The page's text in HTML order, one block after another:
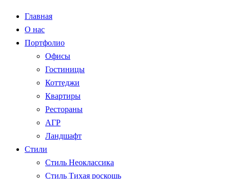
Главная
О нас
Портфолио
Офисы
Гостиницы
Коттеджи
Квартиры
Рестораны
АГР
Ландшафт
Стили
Стиль Неоклассика
Стиль Тихая роскошь